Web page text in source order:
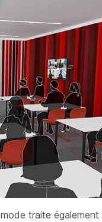
traite également